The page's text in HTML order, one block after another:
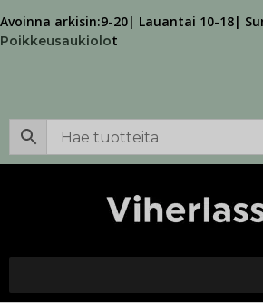
Avoinna arkisin:9-20| Lauantai 10-18|
Poikkeusaukiolot